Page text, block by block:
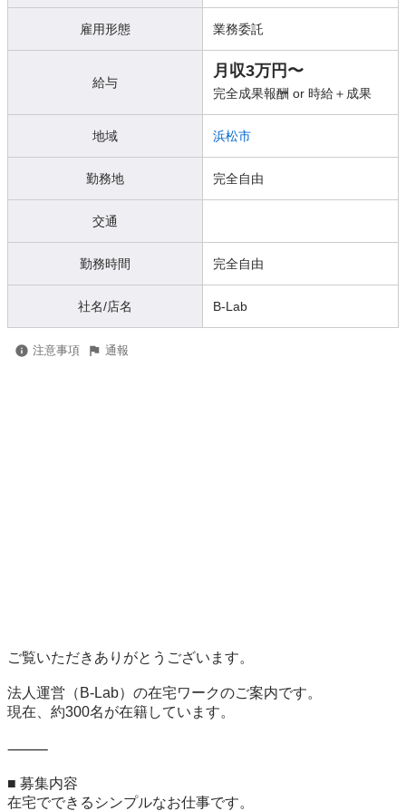
雇用形態 業務委託
給与
月収3万円〜
完全成果報酬 or 時給＋成果
地域 浜松市
勤務地 完全自由
交通
勤務時間 完全自由
社名/店名 B-Lab
注意事項 通報
ご覧いただきありがとうございます。
法人運営（B-Lab）の在宅ワークのご案内です。
現在、約300名が在籍しています。
⸻
■ 募集内容
在宅でできるシンプルなお仕事です。